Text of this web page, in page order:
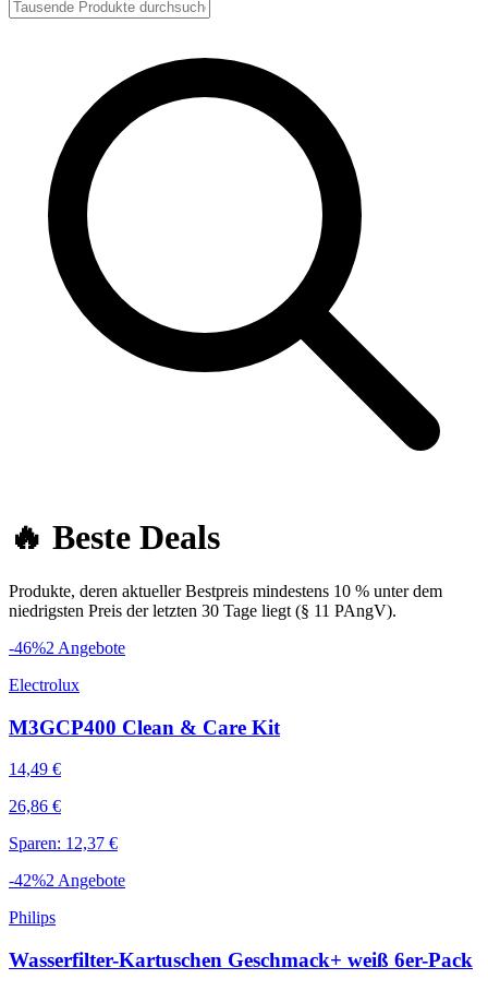
🔥 Beste Deals
Produkte, deren aktueller Bestpreis mindestens 10 % unter dem
niedrigsten Preis der letzten 30 Tage liegt (§ 11 PAngV).
-46%2 Angebote
Electrolux
M3GCP400 Clean & Care Kit
14,49 €
26,86 €
Sparen: 12,37 €
-42%2 Angebote
Philips
Wasserfilter-Kartuschen Geschmack+ weiß 6er-Pack